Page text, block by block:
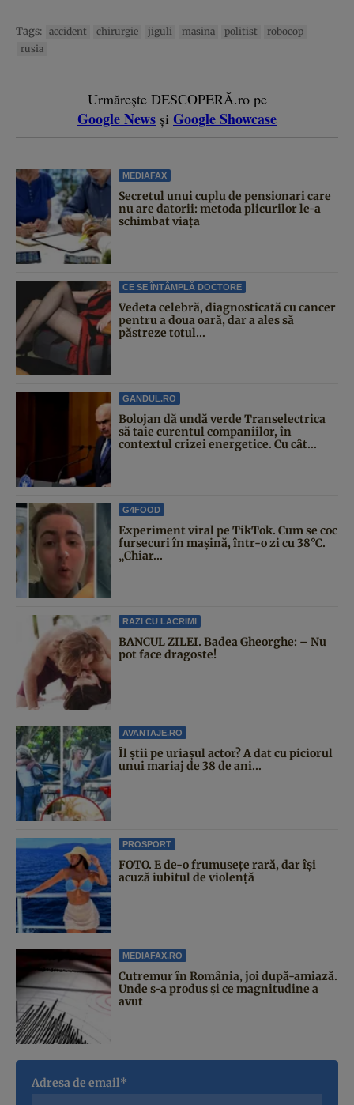
Tags: accident chirurgie jiguli masina politist
robocop
rusia
Urmărește DESCOPERĂ.ro pe
Google News și Google Showcase
MEDIAFAX
Secretul unui cuplu de pensionari care
nu are datorii: metoda plicurilor le-a
schimbat viața
CE SE ÎNTÂMPLĂ DOCTORE
Vedeta celebră, diagnosticată cu cancer
pentru a doua oară, dar a ales să
păstreze totul...
GANDUL.RO
Bolojan dă undă verde Transelectrica
să taie curentul companiilor, în
contextul crizei energetice. Cu cât...
G4FOOD
Experiment viral pe TikTok. Cum se coc
fursecuri în mașină, într-o zi cu 38°C.
„Chiar...
RAZI CU LACRIMI
BANCUL ZILEI. Badea Gheorghe: – Nu
pot face dragoste!
AVANTAJE.RO
Îl știi pe uriașul actor? A dat cu piciorul
unui mariaj de 38 de ani...
PROSPORT
FOTO. E de-o frumusețe rară, dar își
acuză iubitul de violență
MEDIAFAX.RO
Cutremur în România, joi după-amiază.
Unde s-a produs și ce magnitudine a
avut
Adresa de email*